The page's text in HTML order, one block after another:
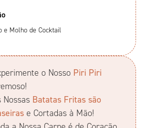
e Molho de Cocktail
o Nosso Piri Piri
Nossas Batatas Fritas são
e Cortadas à Mão!